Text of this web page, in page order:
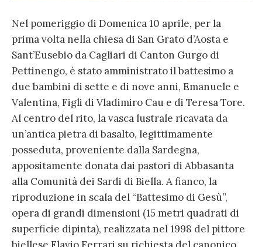
Nel pomeriggio di Domenica 10 aprile, per la
prima volta nella chiesa di San Grato d’Aosta e
Sant’Eusebio da Cagliari di Canton Gurgo di
Pettinengo, è stato amministrato il battesimo a
due bambini di sette e di nove anni, Emanuele e
Valentina, Figli di Vladimiro Cau e di Teresa Tore.
Al centro del rito, la vasca lustrale ricavata da
un’antica pietra di basalto, legittimamente
posseduta, proveniente dalla Sardegna,
appositamente donata dai pastori di Abbasanta
alla Comunità dei Sardi di Biella. A fianco, la
riproduzione in scala del “Battesimo di Gesù”,
opera di grandi dimensioni (15 metri quadrati di
superficie dipinta), realizzata nel 1998 del pittore